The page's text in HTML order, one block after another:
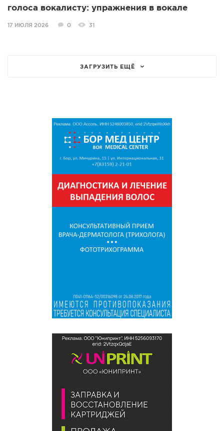
голоса вокалисту: упражнения в вокале
17 ИЮЛЯ 2026 0 31
ЗАГРУЗИТЬ ЕЩЁ